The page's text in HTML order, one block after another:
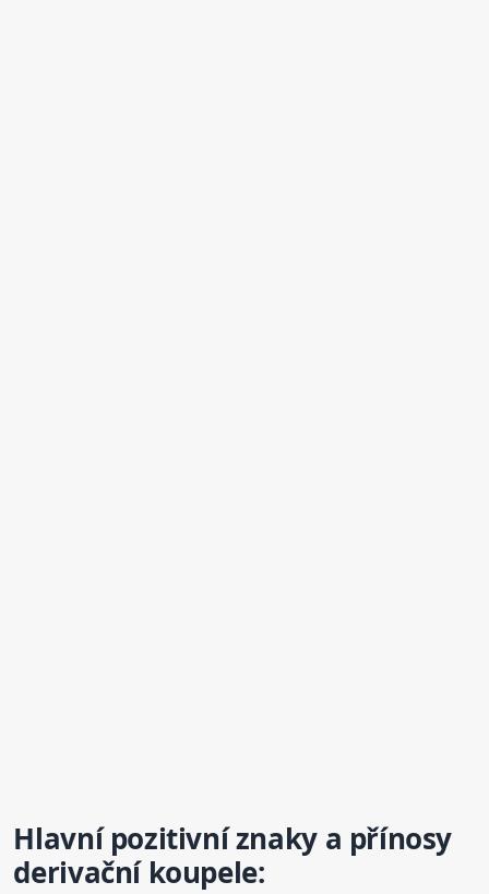
Hlavní pozitivní znaky a přínosy
derivační koupele: